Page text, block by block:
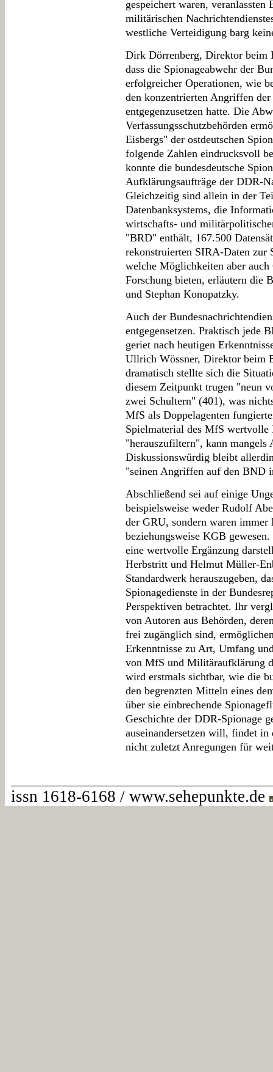
gespeichert waren,
militärischen
westliche Verteidigung barg
Dirk Dörrenberg, Direktor beim
dass die Spionageabwehr der
erfolgreicher Operationen, wie
den konzentrierten Angriffen
entgegenzusetzen hatte. Die
Verfassungsschutzbehörden
Eisbergs" der ostdeutschen
folgende Zahlen eindrucksvoll
konnte die bundesdeutsche
Aufklärungsaufträge der DDR-
Gleichzeitig sind allein in der
Datenbanksystems, die
wirtschafts- und
"BRD" enthält, 167.500
rekonstruierten SIRA-Daten zur
welche Möglichkeiten aber
Forschung bieten, erläutern die
und Stephan Konopatzky.
Auch der
entgegensetzen. Praktisch jede
geriet nach heutigen
Ullrich Wössner, Direktor beim
dramatisch stellte sich die
diesem Zeitpunkt trugen "neun
zwei Schultern" (401), was
MfS als Doppelagenten
Spielmaterial des MfS wertvolle
"herauszufiltern", kann
Diskussionswürdig bleibt
"seinen Angriffen auf den BND
Abschließend sei auf einige
beispielsweise weder Rudolf
der GRU, sondern waren
beziehungsweise KGB
eine wertvolle Ergänzung
Herbstritt und Helmut Müller-
Standardwerk herauszugeben,
Spionagedienste in der
Perspektiven betrachtet. Ihr
von Autoren aus Behörden,
frei zugänglich sind,
Erkenntnisse zu Art, Umfang
von MfS und Militäraufklärung
wird erstmals sichtbar, wie die
den begrenzten Mitteln eines
über sie einbrechende
Geschichte der DDR-Spionage
auseinandersetzen will, findet
nicht zuletzt Anregungen für
issn 1618-6168 / www.sehepunkte.de